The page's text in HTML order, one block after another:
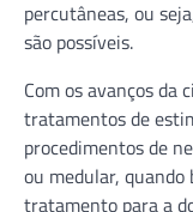
percutâneas, ou
são possíveis.
Com os avanços da
tratamentos de
procedimentos de
ou medular, quando
tratamento para a